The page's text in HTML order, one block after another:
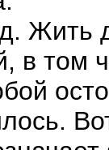
Жить
в том